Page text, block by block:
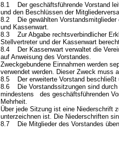
8.1 Der geschäftsführende Vorstand
und den Beschlüssen der
8.2 Die gewählten Vorstandsmitglieder
und Kassenwart.
8.3 Zur Abgabe rechtsverbindlicher
Stellvertreter und der Kassenwart
8.4 Der Kassenwart verwaltet die
auf Anweisung des Vorstandes.
Zweckgebundene Einnahmen werden
verwendet werden. Dieser Zweck muss
8.5 Der erweiterte Vorstand beschließt
8.6 Die Vorstandssitzungen sind durch
mindestens des geschäftsführenden
Mehrheit.
Über jede Sitzung ist eine Niederschrift
unterzeichnen ist. Die Niederschriften
8.7 Die Mitglieder des Vorstandes